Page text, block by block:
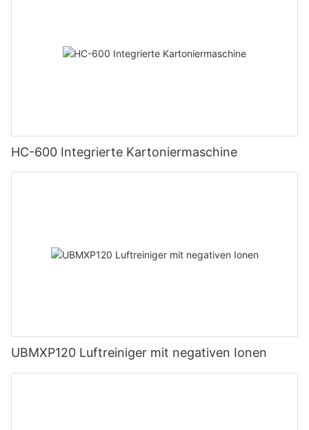
HC-600 Integrierte Kartoniermaschine
UBMXP120 Luftreiniger mit negativen Ionen